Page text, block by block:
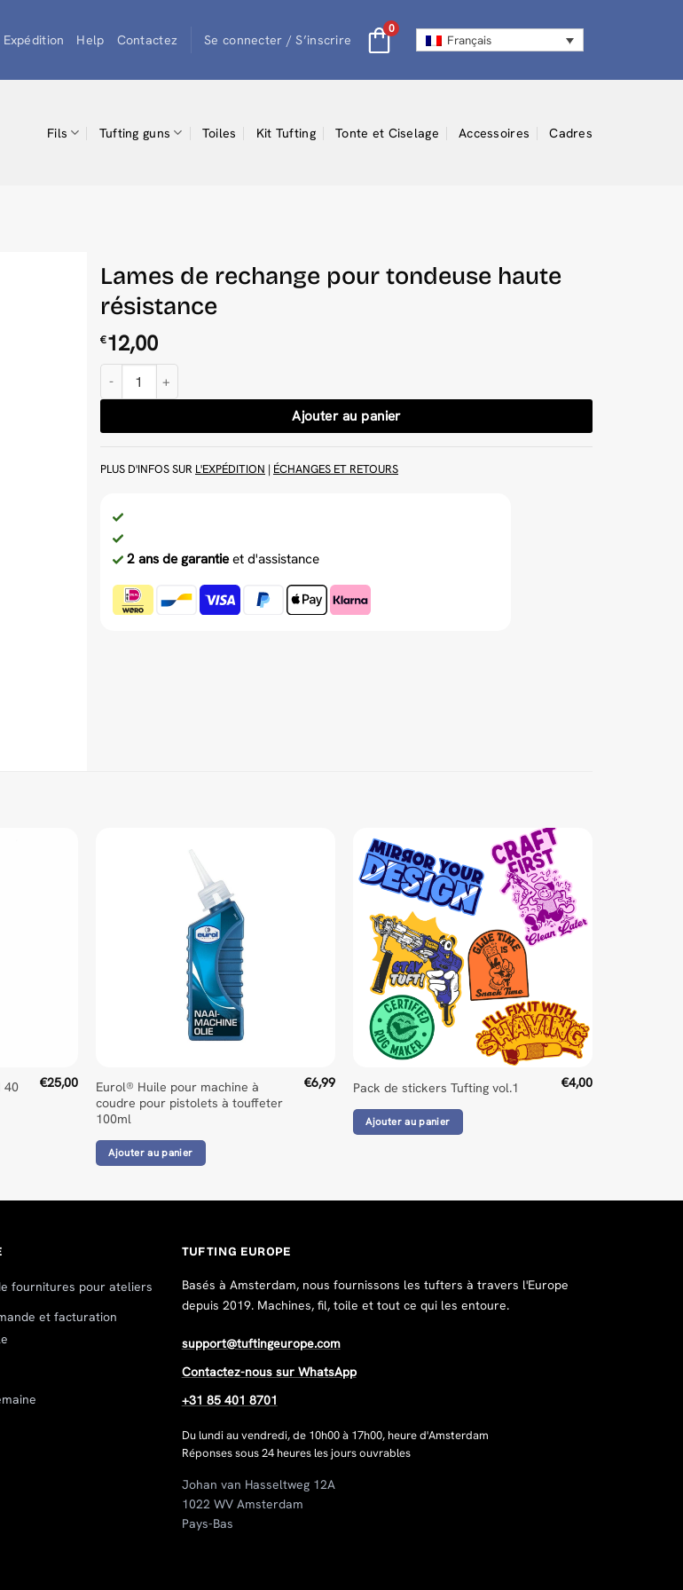
Expédition Help Contactez Se connecter / S’inscrire
0
Français
Fils Tufting guns Toiles Kit Tufting Tonte et Ciselage Accessoires Cadres
Lames de rechange pour tondeuse haute
résistance
€12,00
Ajouter au panier
PLUS D'INFOS SUR L'EXPÉDITION | ÉCHANGES ET RETOURS
2 ans de garantieet d'assistance
40
€25,00
Eurol® Huile pour machine à
coudre pour pistolets à touffeter
100ml
€6,99
Ajouter au panier
Pack de stickers Tufting vol.1 €4,00
Ajouter au panier
fournitures pour ateliers
et facturation
TUFTING EUROPE
Basés à Amsterdam, nous fournissons les tufters à travers l'Europe
depuis 2019. Machines, fil, toile et tout ce qui les entoure.
support@tuftingeurope.com
Contactez-nous sur WhatsApp
+31 85 401 8701
Du lundi au vendredi, de 10h00 à 17h00, heure d'Amsterdam
Réponses sous 24 heures les jours ouvrables
Johan van Hasseltweg 12A
1022 WV Amsterdam
Pays-Bas